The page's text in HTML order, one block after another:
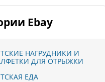
Ebay
НАГРУДНИКИ И
ДЛЯ ОТРЫЖКИ
ЕДА